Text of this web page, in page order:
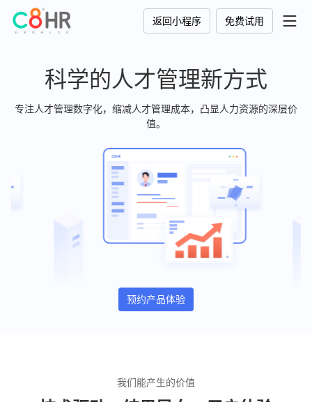
返回小程序 免费试用
科学的人才管理新方式
专注人才管理数字化，缩减人才管理成本，凸显人力资源的深层价
值。
预约产品体验
我们能产生的价值